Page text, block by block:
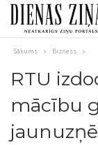
Sākums Bizness
RTU
mācību